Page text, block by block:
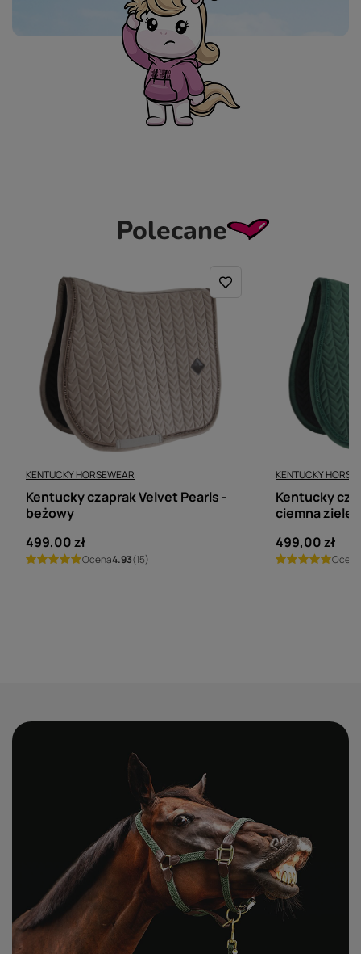
Polecane
KENTUCKY HORSEWEAR
Kentucky czaprak Velvet Pearls -
beżowy
499,00 zł
Ocena4.93(15)
KENTUCKY
Kentucky
ciemna zieleń
499,00 zł
Ocena